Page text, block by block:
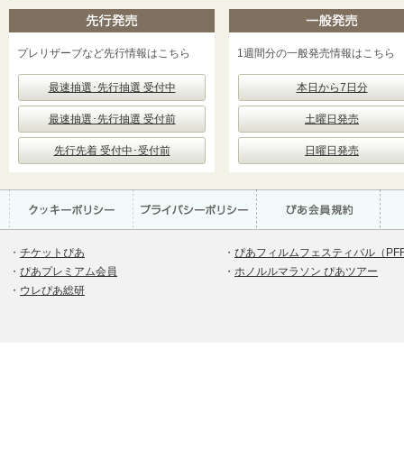
プレリザーブなど先行情報はこちら
最速抽選･先行抽選 受付中
最速抽選･先行抽選 受付前
先行先着 受付中･受付前
1週間分の一般発売情報はこちら
本日から7日分
土曜日発売
日曜日発売
・ チケットぴあ
・ ぴあプレミアム会員
・ ウレぴあ総研
・ ぴあフィルムフェスティバル（
・ ホノルルマラソン ぴあツアー